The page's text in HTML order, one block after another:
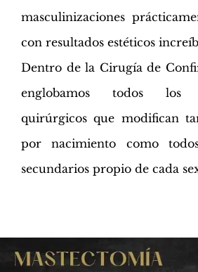
masculinizaciones
con resultados estéticos
Dentro de la Cirugía de
englobamos todos los
quirúrgicos que modifican
por nacimiento como
secundarios propio de cada